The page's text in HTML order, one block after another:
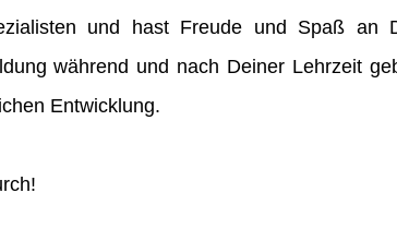
und hast Freude und Spaß an
während und nach Deiner Lehrzeit
Entwicklung.